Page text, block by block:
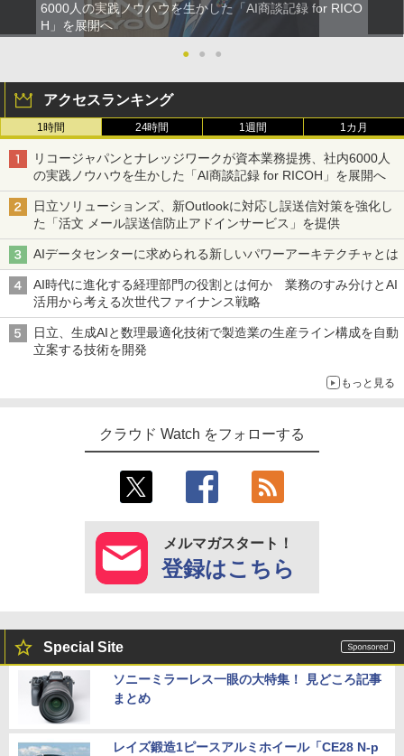
6000人の実践ノウハウを生かした「AI商談記録 for RICO
H」を展開へ
●
● ●
アクセスランキング
1時間 24時間 1週間 1カ月
リコージャパンとナレッジワークが資本業務提携、社内6000人
の実践ノウハウを生かした「AI商談記録 for RICOH」を展開へ
日立ソリューションズ、新Outlookに対応し誤送信対策を強化し
た「活文 メール誤送信防止アドインサービス」を提供
AIデータセンターに求められる新しいパワーアーキテクチャとは
AI時代に進化する経理部門の役割とは何か 業務のすみ分けとAI
活用から考える次世代ファイナンス戦略
日立、生成AIと数理最適化技術で製造業の生産ライン構成を自動
立案する技術を開発
もっと見る
クラウド Watch をフォローする
メルマガスタート！
登録はこちら
Special Site
ソニーミラーレス一眼の大特集！ 見どころ記事
まとめ
レイズ鍛造1ピースアルミホイール「CE28 N-p